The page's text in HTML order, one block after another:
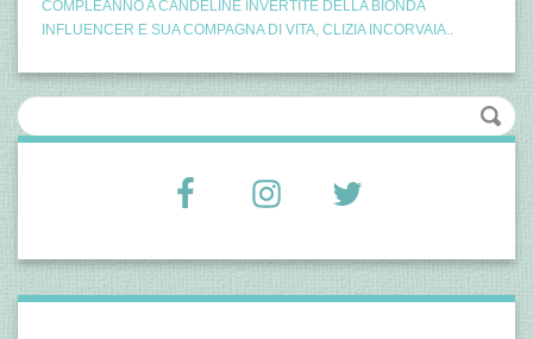
COMPLEANNO A CANDELINE INVERTITE DELLA BIONDA
INFLUENCER E SUA COMPAGNA DI VITA, CLIZIA INCORVAIA..